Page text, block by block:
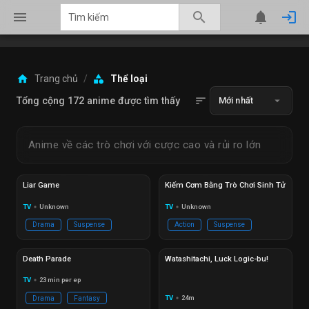
menu search notifications login
home Trang chủ / category Thể loại
Tổng cộng 172 anime được tìm thấy sort Mới nhất arrow_drop_down
Anime về các trò chơi với cược cao và rủi ro lớn
Liar Game
TV circle Unknown
Drama Suspense
Kiếm Cơm Bằng Trò Chơi Sinh Tử
TV circle Unknown
Action
Suspense
Death Parade
TV circle 23 min per ep
Drama Fantasy
Watashitachi, Luck Logic-bu!
TV circle 24m